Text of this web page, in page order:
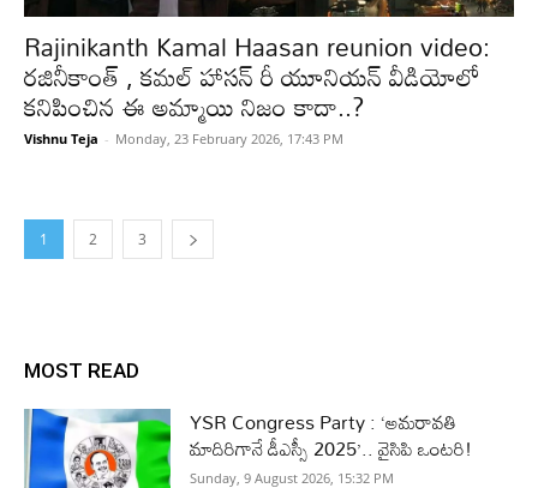
Rajinikanth Kamal Haasan reunion video:
రజినీకాంత్ , కమల్ హాసన్ రీ యూనియన్ వీడియోలో
కనిపించిన ఈ అమ్మాయి నిజం కాదా..?
Vishnu Teja - Monday, 23 February 2026, 17:43 PM
1 2 3
MOST READ
YSR Congress Party : ‘అమరావతి
మాదిరిగానే డీఎస్సీ 2025’.. వైసిపి ఒంటరి!
Sunday, 9 August 2026, 15:32 PM